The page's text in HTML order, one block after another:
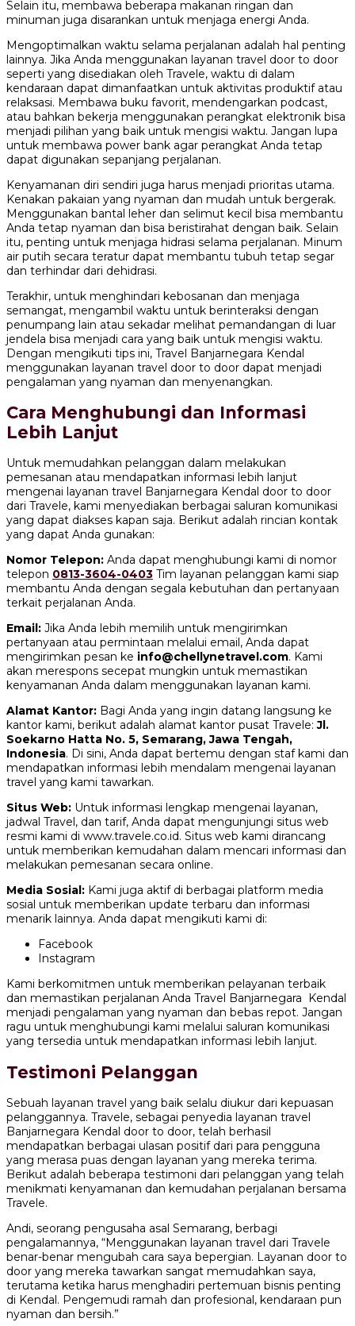
Selain itu, membawa beberapa makanan ringan dan
minuman juga disarankan untuk menjaga energi Anda.
Mengoptimalkan waktu selama perjalanan adalah hal penting
lainnya. Jika Anda menggunakan layanan travel door to door
seperti yang disediakan oleh Travele, waktu di dalam
kendaraan dapat dimanfaatkan untuk aktivitas produktif atau
relaksasi. Membawa buku favorit, mendengarkan podcast,
atau bahkan bekerja menggunakan perangkat elektronik bisa
menjadi pilihan yang baik untuk mengisi waktu. Jangan lupa
untuk membawa power bank agar perangkat Anda tetap
dapat digunakan sepanjang perjalanan.
Kenyamanan diri sendiri juga harus menjadi prioritas utama.
Kenakan pakaian yang nyaman dan mudah untuk bergerak.
Menggunakan bantal leher dan selimut kecil bisa membantu
Anda tetap nyaman dan bisa beristirahat dengan baik. Selain
itu, penting untuk menjaga hidrasi selama perjalanan. Minum
air putih secara teratur dapat membantu tubuh tetap segar
dan terhindar dari dehidrasi.
Terakhir, untuk menghindari kebosanan dan menjaga
semangat, mengambil waktu untuk berinteraksi dengan
penumpang lain atau sekadar melihat pemandangan di luar
jendela bisa menjadi cara yang baik untuk mengisi waktu.
Dengan mengikuti tips ini, Travel Banjarnegara Kendal
menggunakan layanan travel door to door dapat menjadi
pengalaman yang nyaman dan menyenangkan.
Cara Menghubungi dan Informasi
Lebih Lanjut
Untuk memudahkan pelanggan dalam melakukan
pemesanan atau mendapatkan informasi lebih lanjut
mengenai layanan travel Banjarnegara Kendal door to door
dari Travele, kami menyediakan berbagai saluran komunikasi
yang dapat diakses kapan saja. Berikut adalah rincian kontak
yang dapat Anda gunakan:
Nomor Telepon: Anda dapat menghubungi kami di nomor
telepon 0813-3604-0403 Tim layanan pelanggan kami siap
membantu Anda dengan segala kebutuhan dan pertanyaan
terkait perjalanan Anda.
Email: Jika Anda lebih memilih untuk mengirimkan
pertanyaan atau permintaan melalui email, Anda dapat
mengirimkan pesan ke info@chellynetravel.com. Kami
akan merespons secepat mungkin untuk memastikan
kenyamanan Anda dalam menggunakan layanan kami.
Alamat Kantor: Bagi Anda yang ingin datang langsung ke
kantor kami, berikut adalah alamat kantor pusat Travele:Jl.
Soekarno Hatta No. 5, Semarang, Jawa Tengah,
Indonesia. Di sini, Anda dapat bertemu dengan staf kami dan
mendapatkan informasi lebih mendalam mengenai layanan
travel yang kami tawarkan.
Situs Web: Untuk informasi lengkap mengenai layanan,
jadwal Travel, dan tarif, Anda dapat mengunjungi situs web
resmi kami di www.travele.co.id. Situs web kami dirancang
untuk memberikan kemudahan dalam mencari informasi dan
melakukan pemesanan secara online.
Media Sosial: Kami juga aktif di berbagai platform media
sosial untuk memberikan update terbaru dan informasi
menarik lainnya. Anda dapat mengikuti kami di:
Facebook
Instagram
Kami berkomitmen untuk memberikan pelayanan terbaik
dan memastikan perjalanan Anda Travel Banjarnegara Kendal
menjadi pengalaman yang nyaman dan bebas repot. Jangan
ragu untuk menghubungi kami melalui saluran komunikasi
yang tersedia untuk mendapatkan informasi lebih lanjut.
Testimoni Pelanggan
Sebuah layanan travel yang baik selalu diukur dari kepuasan
pelanggannya. Travele, sebagai penyedia layanan travel
Banjarnegara Kendal door to door, telah berhasil
mendapatkan berbagai ulasan positif dari para pengguna
yang merasa puas dengan layanan yang mereka terima.
Berikut adalah beberapa testimoni dari pelanggan yang telah
menikmati kenyamanan dan kemudahan perjalanan bersama
Travele.
Andi, seorang pengusaha asal Semarang, berbagi
pengalamannya, “Menggunakan layanan travel dari Travele
benar-benar mengubah cara saya bepergian. Layanan door to
door yang mereka tawarkan sangat memudahkan saya,
terutama ketika harus menghadiri pertemuan bisnis penting
di Kendal. Pengemudi ramah dan profesional, kendaraan pun
nyaman dan bersih.”